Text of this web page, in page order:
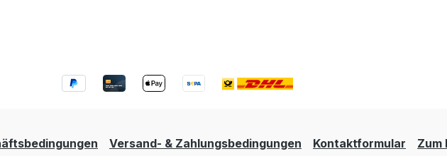
Versand- & Zahlungsbedingungen Kontaktformular Zum